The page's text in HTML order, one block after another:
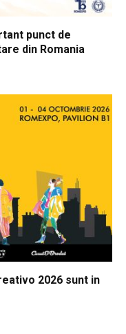
punct de
din Romania
2026 sunt in